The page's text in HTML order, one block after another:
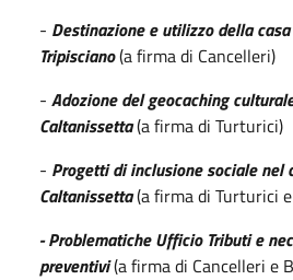
- Destinazione e utilizzo della
Tripisciano(a firma di Cancelleri)
- Adozione del geocaching
Caltanissetta(a firma di Turturici)
- Progetti di inclusione sociale nel
Caltanissetta(a firma di Turturici
- Problematiche Ufficio Tributi e
preventivi(a firma di Cancelleri e